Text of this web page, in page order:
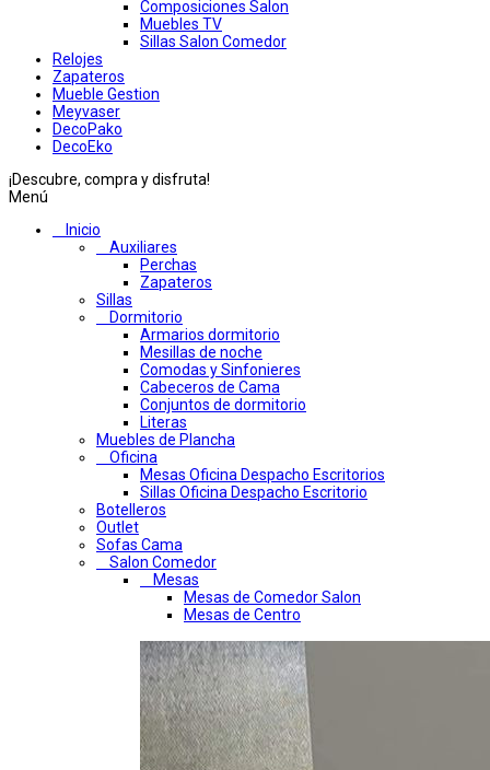
Composiciones Salon
Muebles TV
Sillas Salon Comedor
Relojes
Zapateros
Mueble Gestion
Meyvaser
DecoPako
DecoEko
¡Descubre, compra y disfruta!
Menú
Inicio
Auxiliares
Perchas
Zapateros
Sillas
Dormitorio
Armarios dormitorio
Mesillas de noche
Comodas y Sinfonieres
Cabeceros de Cama
Conjuntos de dormitorio
Literas
Muebles de Plancha
Oficina
Mesas Oficina Despacho Escritorios
Sillas Oficina Despacho Escritorio
Botelleros
Outlet
Sofas Cama
Salon Comedor
Mesas
Mesas de Comedor Salon
Mesas de Centro